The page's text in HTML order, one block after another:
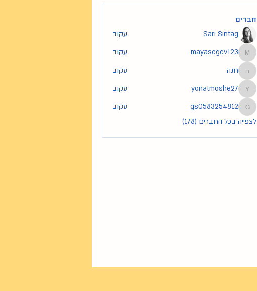
חברים
Sari Sintag עקוב
mayasegev123
mayasegev123 עקוב
חנה
חנה עקוב
yonatmoshe27
yonatmoshe27 עקוב
gs0583254812
gs0583254812
עקוב
לצפייה בכל החברים (178)